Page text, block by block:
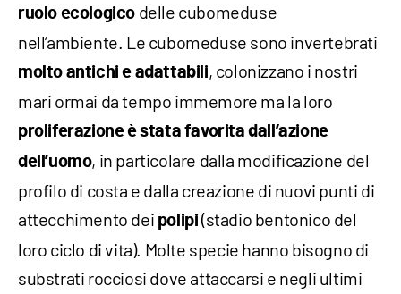
ruolo ecologico delle cubomeduse
nell’ambiente. Le cubomeduse sono invertebrati
molto antichi e adattabili, colonizzano i nostri
mari ormai da tempo immemore ma la loro
proliferazione è stata favorita dall’azione
dell’uomo, in particolare dalla modificazione del
profilo di costa e dalla creazione di nuovi punti di
attecchimento dei polipi (stadio bentonico del
loro ciclo di vita). Molte specie hanno bisogno di
substrati rocciosi dove attaccarsi e negli ultimi